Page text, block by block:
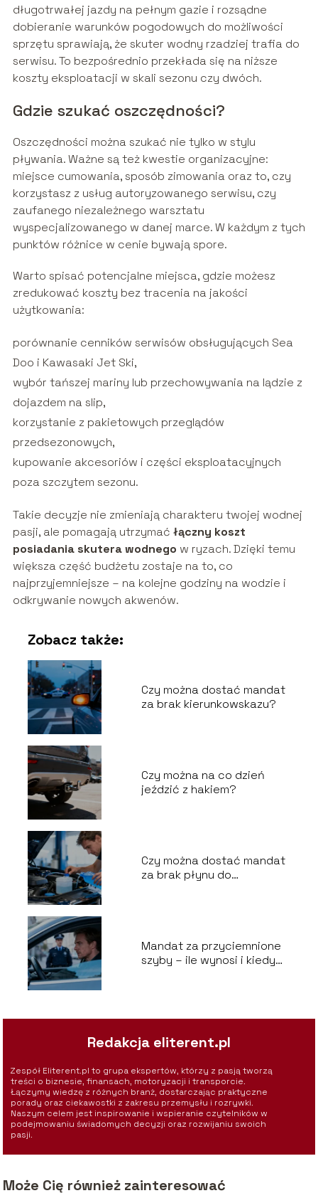
długotrwałej jazdy na pełnym gazie i rozsądne
dobieranie warunków pogodowych do możliwości
sprzętu sprawiają, że skuter wodny rzadziej trafia do
serwisu. To bezpośrednio przekłada się na niższe
koszty eksploatacji w skali sezonu czy dwóch.
Gdzie szukać oszczędności?
Oszczędności można szukać nie tylko w stylu
pływania. Ważne są też kwestie organizacyjne:
miejsce cumowania, sposób zimowania oraz to, czy
korzystasz z usług autoryzowanego serwisu, czy
zaufanego niezależnego warsztatu
wyspecjalizowanego w danej marce. W każdym z tych
punktów różnice w cenie bywają spore.
Warto spisać potencjalne miejsca, gdzie możesz
zredukować koszty bez tracenia na jakości
użytkowania:
porównanie cenników serwisów obsługujących Sea
Doo i Kawasaki Jet Ski,
wybór tańszej mariny lub przechowywania na lądzie z
dojazdem na slip,
korzystanie z pakietowych przeglądów
przedsezonowych,
kupowanie akcesoriów i części eksploatacyjnych
poza szczytem sezonu.
Takie decyzje nie zmieniają charakteru twojej wodnej
pasji, ale pomagają utrzymać łączny koszt
posiadania skutera wodnego w ryzach. Dzięki temu
większa część budżetu zostaje na to, co
najprzyjemniejsze – na kolejne godziny na wodzie i
odkrywanie nowych akwenów.
Zobacz także:
Czy można dostać mandat
za brak kierunkowskazu?
Czy można na co dzień
jeździć z hakiem?
Czy można dostać mandat
za brak płynu do
Mandat za przyciemnione
szyby – ile wynosi i kiedy
Redakcja eliterent.pl
Zespół Eliterent.pl to grupa ekspertów, którzy z pasją tworzą
treści o biznesie, finansach, motoryzacji i transporcie.
Łączymy wiedzę z różnych branż, dostarczając praktyczne
porady oraz ciekawostki z zakresu przemysłu i rozrywki.
Naszym celem jest inspirowanie i wspieranie czytelników w
podejmowaniu świadomych decyzji oraz rozwijaniu swoich
pasji.
Może Cię również zainteresować